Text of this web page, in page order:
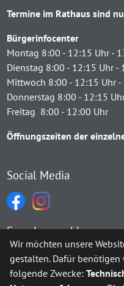
Termine im Rathaus sind
Bürgerinfocenter
Montag 8:00 - 12:15 Uhr -
Dienstag 8:00 - 12:15 Uhr -
Mittwoch 8:00 - 12:15 Uhr
Donnerstag 8:00 - 12:15
Freitag 8:00 - 12:00 Uhr
Öffnungszeiten der
Social Media
Sprachauswahl
Möchten Sie vonGoogle
Wir möchten unsere
gestalten. Dafür
folgende Zwecke: